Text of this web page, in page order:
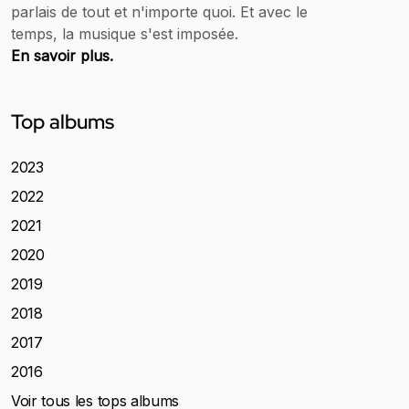
parlais de tout et n'importe quoi. Et avec le
temps, la musique s'est imposée.
En savoir plus.
Top albums
2023
2022
2021
2020
2019
2018
2017
2016
Voir tous les tops albums